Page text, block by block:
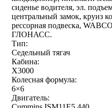
сиденье водителя, эл.
центральный замок, круиз
рессорная подвеска,
ГЛОНАСС.
Тип:
Седельный тягач
Кабина:
X3000
Колесная формула:
6×6
Двигатель: